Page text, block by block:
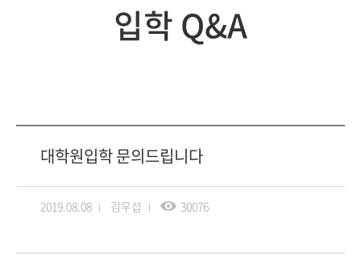
입학 Q&A
대학원입학 문의드립니다
2019.08.08 김우섭 30076